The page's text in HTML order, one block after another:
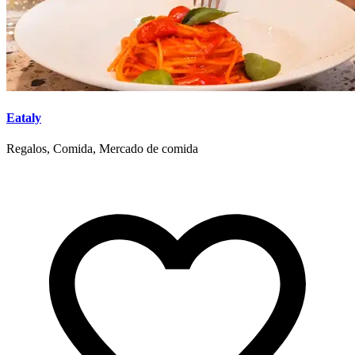
Eataly
Regalos, Comida, Mercado de comida